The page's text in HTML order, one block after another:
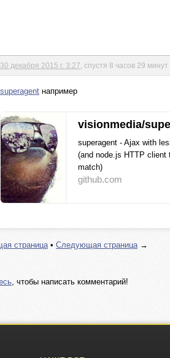
30 декабря 2015 г. 3:27 , спустя 8 часов 29
superagent например
visionmedia/
superagent - Ajax with
(and node.js HTTP client
match)
github.com
страница• Следующая страница→
, чтобы написать комментарий!